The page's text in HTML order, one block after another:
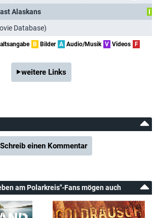
Alaskans
I
Database)
B Bilder A Audio/Musik V Videos
F
weitere Links
Schreib einen Kommentar
am Polarkreis"-Fans mögen auch